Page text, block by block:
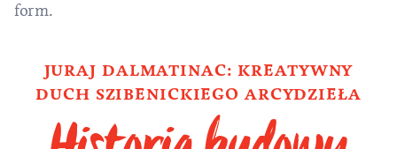
form.
JURAJ DALMATINAC: KREATYWNY
DUCH SZIBENICKIEGO ARCYDZIEŁA